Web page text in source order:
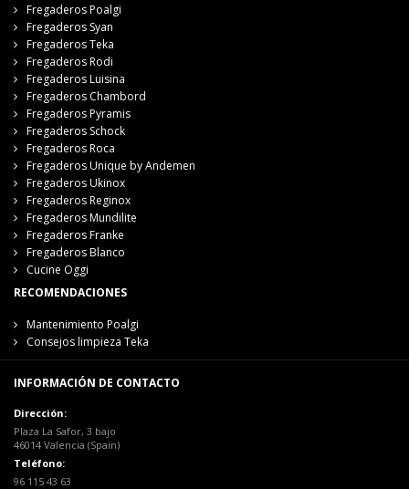
Fregaderos Poalgi
Fregaderos Syan
Fregaderos Teka
Fregaderos Rodi
Fregaderos Luisina
Fregaderos Chambord
Fregaderos Pyramis
Fregaderos Schock
Fregaderos Roca
Fregaderos Unique by Andemen
Fregaderos Ukinox
Fregaderos Reginox
Fregaderos Mundilite
Fregaderos Franke
Fregaderos Blanco
Cucine Oggi
RECOMENDACIONES
Mantenimiento Poalgi
Consejos limpieza Teka
INFORMACIÓN DE CONTACTO
Dirección:
Plaza La Safor, 3 bajo
46014 Valencia (Spain)
Teléfono:
96 115 43 63